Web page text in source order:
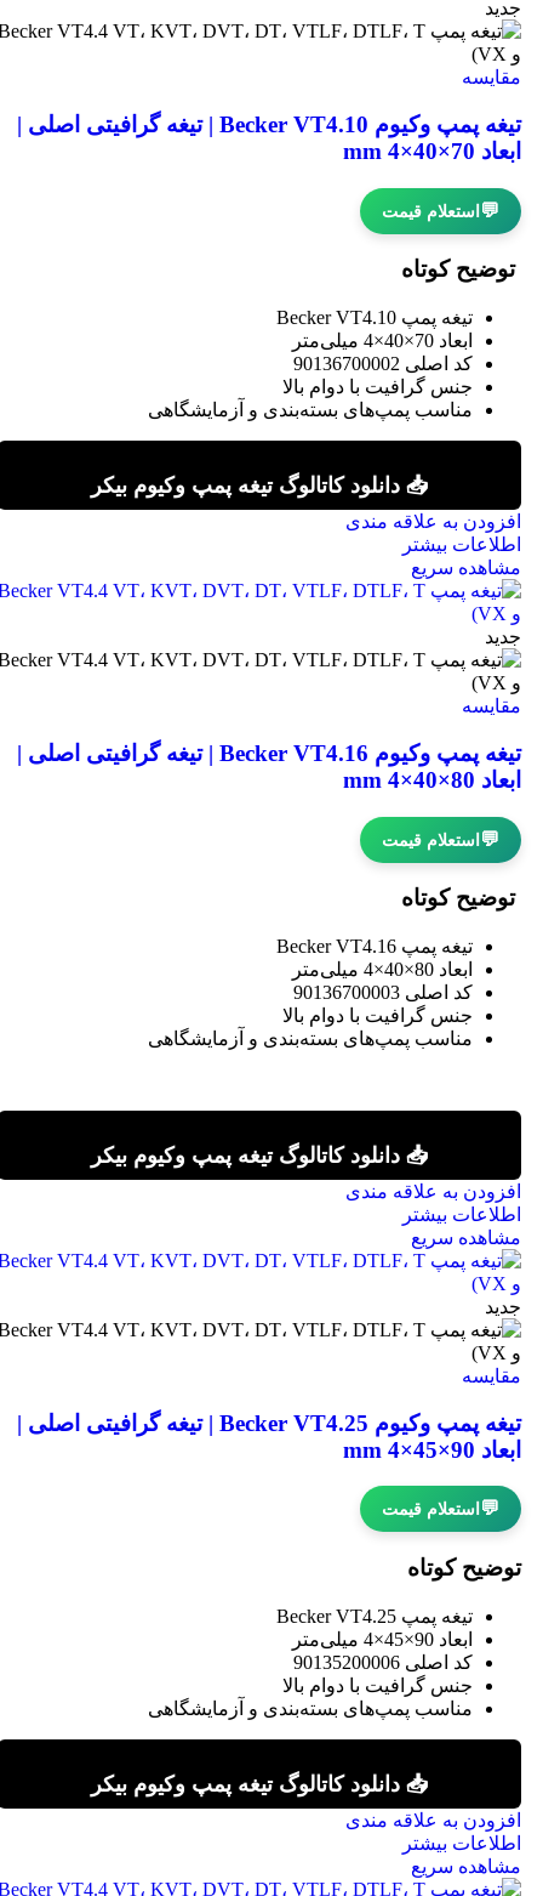
جدید
مقایسه
تیغه پمپ وکیوم Becker VT4.10 | تیغه گرافیتی اصلی |
ابعاد 70×40×4 mm
💬 استعلام قیمت
توضیح کوتاه
تیغه پمپ Becker VT4.10
ابعاد 70×40×4 میلی‌متر
کد اصلی 90136700002
جنس گرافیت با دوام بالا
مناسب پمپ‌های بسته‌بندی و آزمایشگاهی
📥 دانلود کاتالوگ تیغه پمپ وکیوم بیکر
افزودن به علاقه مندی
اطلاعات بیشتر
مشاهده سریع
جدید
مقایسه
تیغه پمپ وکیوم Becker VT4.16 | تیغه گرافیتی اصلی |
ابعاد 80×40×4 mm
💬استعلام قیمت
توضیح کوتاه
تیغه پمپ Becker VT4.16
ابعاد 80×40×4 میلی‌متر
کد اصلی 90136700003
جنس گرافیت با دوام بالا
مناسب پمپ‌های بسته‌بندی و آزمایشگاهی
📥 دانلود کاتالوگ تیغه پمپ وکیوم بیکر
افزودن به علاقه مندی
اطلاعات بیشتر
مشاهده سریع
جدید
مقایسه
تیغه پمپ وکیوم Becker VT4.25 | تیغه گرافیتی اصلی |
ابعاد 90×45×4 mm
💬 استعلام قیمت
توضیح کوتاه
تیغه پمپ Becker VT4.25
ابعاد 90×45×4 میلی‌متر
کد اصلی 90135200006
جنس گرافیت با دوام بالا
مناسب پمپ‌های بسته‌بندی و آزمایشگاهی
📥 دانلود کاتالوگ تیغه پمپ وکیوم بیکر
افزودن به علاقه مندی
اطلاعات بیشتر
مشاهده سریع